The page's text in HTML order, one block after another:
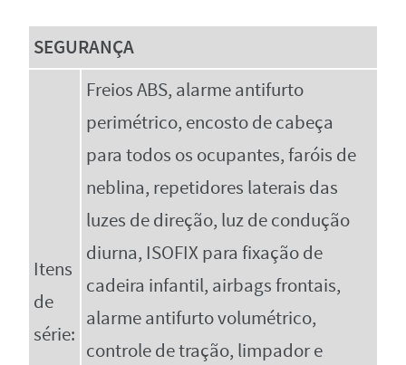
SEGURANÇA
Itens
de
série:
Freios ABS, alarme antifurto
perimétrico, encosto de cabeça
para todos os ocupantes, faróis de
neblina, repetidores laterais das
luzes de direção, luz de condução
diurna, ISOFIX para fixação de
cadeira infantil, airbags frontais,
alarme antifurto volumétrico,
controle de tração, limpador e